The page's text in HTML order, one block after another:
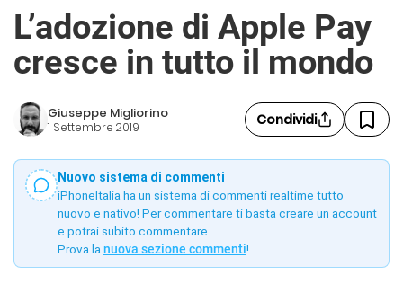
L’adozione di Apple Pay
cresce in tutto il mondo
Giuseppe Migliorino
1 Settembre 2019 Condividi
Nuovo sistema di commenti
iPhoneItalia ha un sistema di commenti realtime tutto
nuovo e nativo! Per commentare ti basta creare un account
e potrai subito commentare.
Prova la nuova sezione commenti!